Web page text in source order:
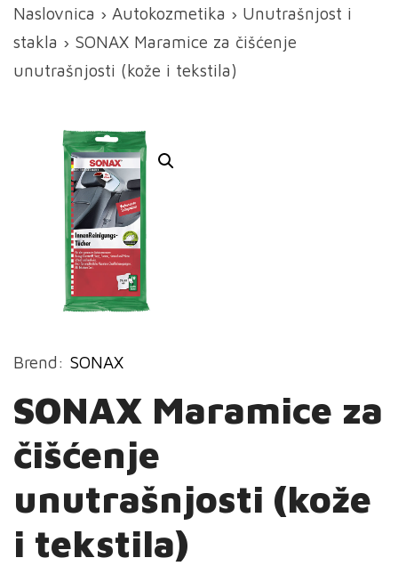
Naslovnica › Autokozmetika › Unutrašnjost i
stakla › SONAX Maramice za čišćenje
unutrašnjosti (kože i tekstila)
Brend: SONAX
SONAX Maramice za
čišćenje
unutrašnjosti (kože
i tekstila)